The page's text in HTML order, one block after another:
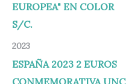
2023
ESPAÑA 2023 2 EUROS
CONMEMORATIVA UNC